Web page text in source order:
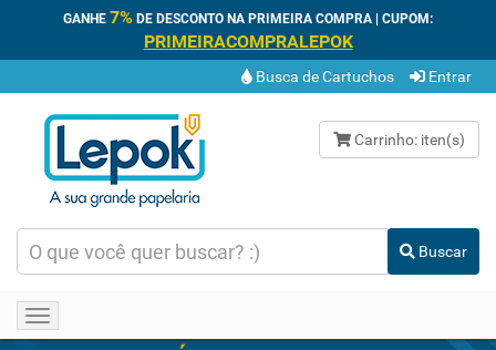
GANHE 7% DE DESCONTO NA PRIMEIRA COMPRA | CUPOM:
PRIMEIRACOMPRALEPOK
Busca de Cartuchos Entrar
Carrinho: iten(s)
Buscar
Toggle
navigation